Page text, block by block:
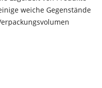
weiche Gegenstände